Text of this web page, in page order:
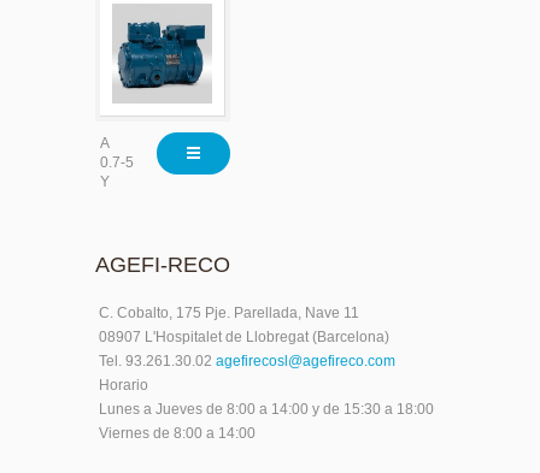
A
0.7-5
Y
AGEFI-RECO
C. Cobalto, 175 Pje. Parellada, Nave 11
08907 L'Hospitalet de Llobregat (Barcelona)
Tel. 93.261.30.02 agefirecosl@agefireco.com
Horario
Lunes a Jueves de 8:00 a 14:00 y de 15:30 a 18:00
Viernes de 8:00 a 14:00